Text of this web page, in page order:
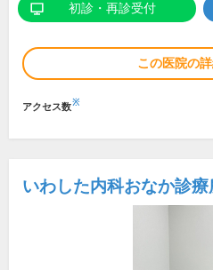
初診・再診受付
この医院の
アクセス数※
いわした内科おなか診療